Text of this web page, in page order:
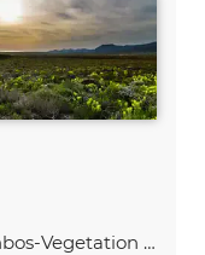
Fynbos-Vegetation am Kap der Guten Hoffnung